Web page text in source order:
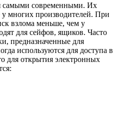
самыми современными. Их
многих производителей. При
взлома меньше, чем у
для сейфов, ящиков. Часто
предназначенные для
используются для доступа в
для открытия электронных